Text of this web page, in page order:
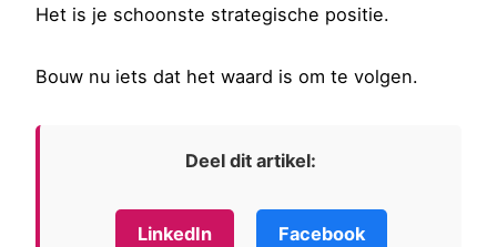
Het is je schoonste strategische positie.
Bouw nu iets dat het waard is om te volgen.
Deel dit artikel:
LinkedIn Facebook